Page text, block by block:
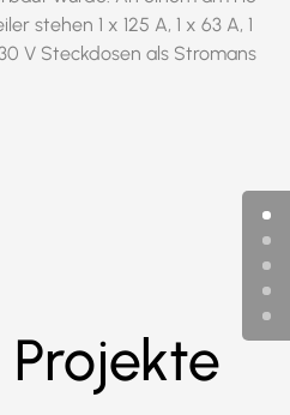
stehen 1 x 125 A, 1 x 63 A, 1
V Steckdosen als Stromans